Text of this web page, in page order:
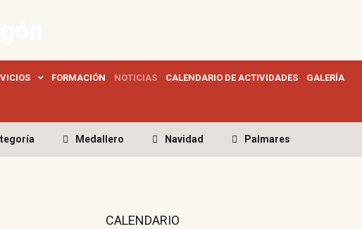
FORMACIÓN NOTICIAS CALENDARIO DE ACTIVIDADES GALERÍA
Medallero Navidad Palmares
CALENDARIO